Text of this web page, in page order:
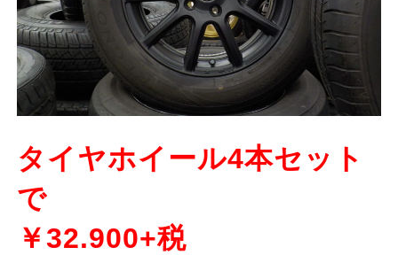
タイヤホイール4本セット
で
￥32.900+税